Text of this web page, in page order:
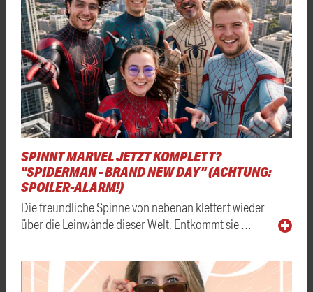
SPINNT MARVEL JETZT KOMPLETT?
"SPIDERMAN - BRAND NEW DAY" (ACHTUNG:
SPOILER-ALARM!)
Die freundliche Spinne von nebenan klettert wieder
über die Leinwände dieser Welt. Entkommt sie …